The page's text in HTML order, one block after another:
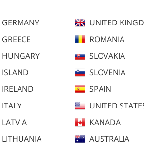
GERMANY
GREECE
HUNGARY
ISLAND
IRELAND
ITALY
LATVIA
LITHUANIA
UNITED
ROMANIA
SLOVAKIA
SLOVENIA
SPAIN
UNITED
KANADA
AUSTRALIA
En snygg vattentät och
Finns även i följande färger: